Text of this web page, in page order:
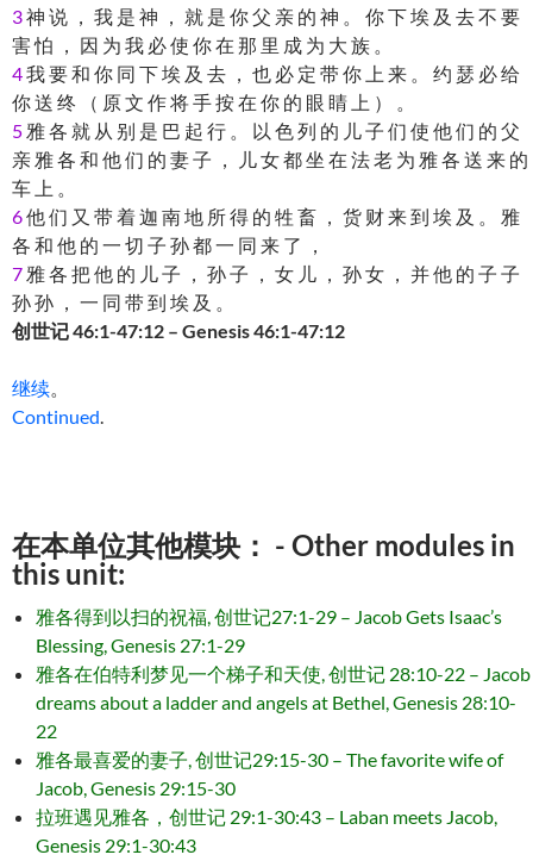
3神 说 ， 我 是 神 ， 就 是 你 父 亲 的 神 。 你 下 埃 及 去 不 要
害 怕 ， 因 为 我 必 使 你 在 那 里 成 为 大 族 。
4我 要 和 你 同 下 埃 及 去 ， 也 必 定 带 你 上 来 。 约 瑟 必 给
你 送 终 （ 原 文 作 将 手 按 在 你 的 眼 睛 上 ） 。
5 雅 各 就 从 别 是 巴 起 行 。 以 色 列 的 儿 子 们 使 他 们 的 父
亲 雅 各 和 他 们 的 妻 子 ， 儿 女 都 坐 在 法 老 为 雅 各 送 来 的
车 上 。
6他 们 又 带 着 迦 南 地 所 得 的 牲 畜 ， 货 财 来 到 埃 及 。 雅
各 和 他 的 一 切 子 孙 都 一 同 来 了 ，
7 雅 各 把 他 的 儿 子 ， 孙 子 ， 女 儿 ， 孙 女 ， 并 他 的 子 子
孙 孙 ， 一 同 带 到 埃 及 。
创世记 46:1-47:12 – Genesis 46:1-47:12
继续。
Continued.
在本单位其他模块： - Other modules in
this unit:
雅各得到以扫的祝福, 创世记27:1-29 – Jacob Gets Isaac’s
Blessing, Genesis 27:1-29
雅各在伯特利梦见一个梯子和天使, 创世记 28:10-22 – Jacob
dreams about a ladder and angels at Bethel, Genesis 28:10-
22
雅各最喜爱的妻子, 创世记29:15-30 – The favorite wife of
Jacob, Genesis 29:15-30
拉班遇见雅各，创世记 29:1-30:43 – Laban meets Jacob,
Genesis 29:1-30:43